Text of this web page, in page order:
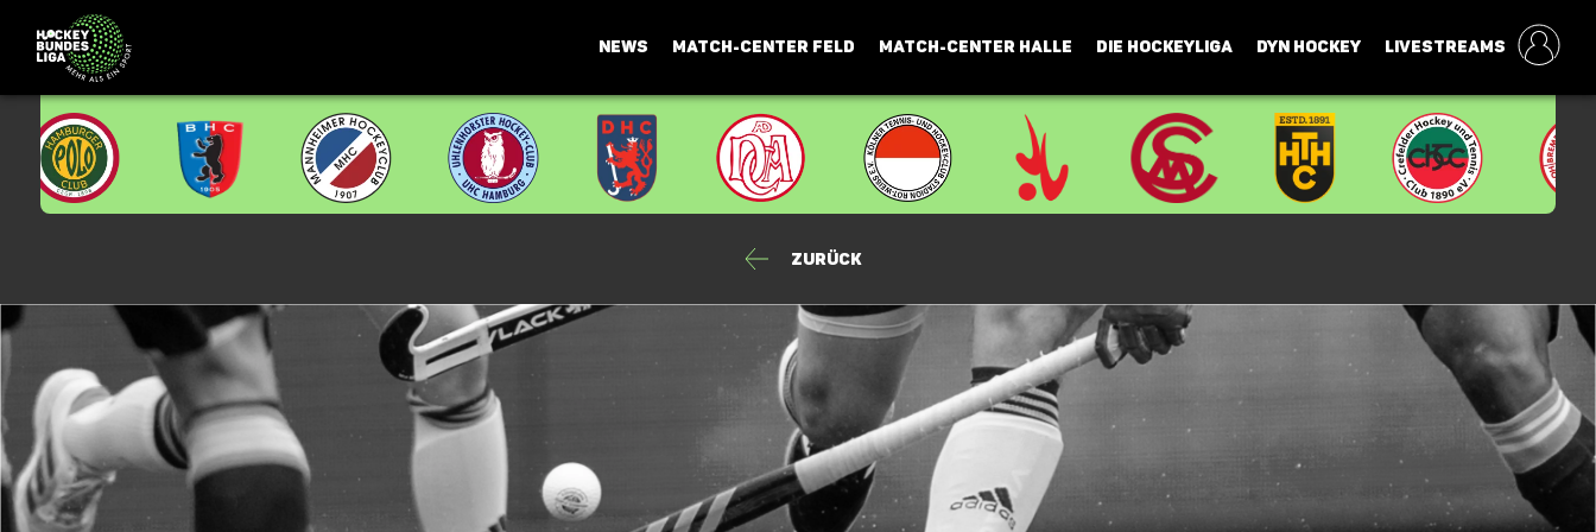
NEWS MATCH-CENTER FELD MATCH-CENTER HALLE DIE HOCKEYLIGA DYN HOCKEY LIVESTREAMS
Zurück